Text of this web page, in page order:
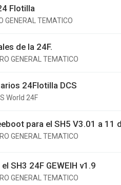
Flotilla
GENERAL TEMATICO
de la 24F.
GENERAL TEMATICO
24Flotilla DCS
World 24F
para el SH5 V3.01 a 11
GENERAL TEMATICO
SH3 24F GEWEIH v1.9
GENERAL TEMATICO